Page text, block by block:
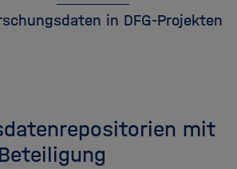
in DFG-Projekten
mit